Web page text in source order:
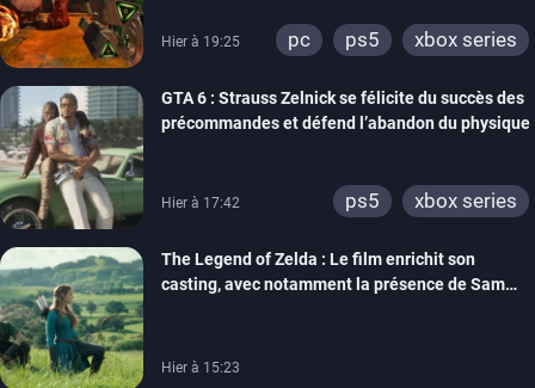
Hier à 19:25 pc ps5 xbox series
GTA 6 : Strauss Zelnick se félicite du succès des
précommandes et défend l’abandon du physique
Hier à 17:42 ps5 xbox series
The Legend of Zelda : Le film enrichit son
casting, avec notamment la présence de Sam
Hier à 15:23